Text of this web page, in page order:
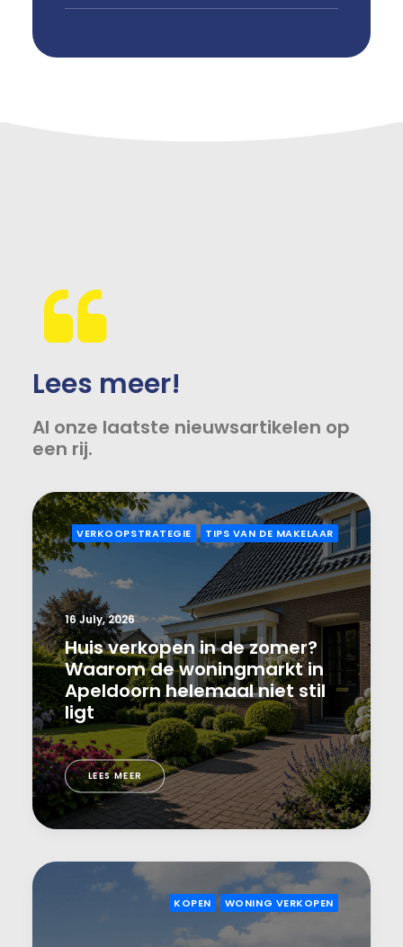
Lees meer!
Al onze laatste nieuwsartikelen op
een rij.
VERKOOPSTRATEGIE TIPS VAN DE MAKELAAR
16 July, 2026
Huis verkopen in de zomer?
Waarom de woningmarkt in
Apeldoorn helemaal niet stil
ligt
LEES MEER
KOPEN WONING VERKOPEN